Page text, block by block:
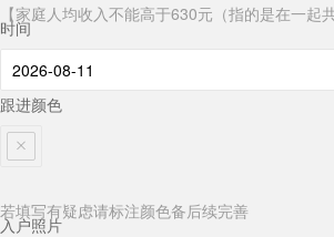
【家庭人均收入不能高于630元（指的是在一起
时间
跟进颜色
若填写有疑虑请标注颜色备后续完善
入户照片